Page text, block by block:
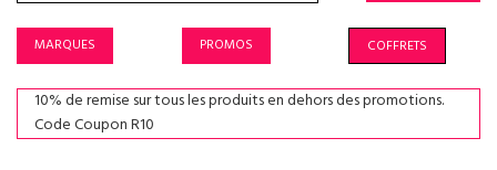
MARQUES PROMOS COFFRETS
10% de remise sur tous les produits en dehors des promotions.
Code Coupon R10